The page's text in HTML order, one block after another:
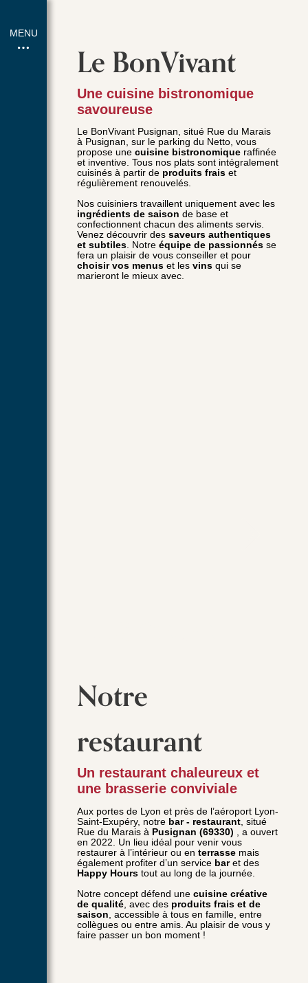
MENU
Le BonVivant
Une cuisine bistronomique
savoureuse
Le BonVivant Pusignan, situé Rue du Marais
à Pusignan, sur le parking du Netto, vous
propose une cuisine bistronomiqueraffinée
et inventive. Tous nos plats sont intégralement
cuisinés à partir de produits fraiset
régulièrement renouvelés.
Nos cuisiniers travaillent uniquement avec les
ingrédients de saison de base et
confectionnent chacun des aliments servis.
Venez découvrir des saveurs authentiques
et subtiles. Notre équipe de passionnésse
fera un plaisir de vous conseiller et pour
choisir vos menuset les vinsqui se
marieront le mieux avec.
Notre
restaurant
Un restaurant chaleureux et
une brasserie conviviale
Aux portes de Lyon et près de l’aéroport Lyon-
Saint-Exupéry, notre bar - restaurant, situé
Rue du Marais à Pusignan (69330) , a ouvert
en 2022. Un lieu idéal pour venir vous
restaurer à l’intérieur ou en terrassemais
également profiter d’un service baret des
Happy Hourstout au long de la journée.
Notre concept défend une cuisine créative
de qualité, avec des produits frais et de
saison , accessible à tous en famille, entre
collègues ou entre amis. Au plaisir de vous y
faire passer un bon moment !